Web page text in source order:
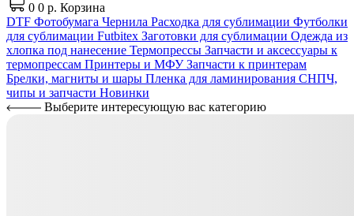
0 0 р. Корзина
DTF Фотобумага Чернила Расходка для сублимации Футболки
для сублимации Futbitex Заготовки для сублимации Одежда из
хлопка под нанесение Термопрессы Запчасти и аксессуары к
термопрессам Принтеры и МФУЗапчасти к принтерам
Брелки, магниты и шары Пленка для ламинирования СНПЧ,
чипы и запчасти Новинки
Выберите интересующую вас категорию